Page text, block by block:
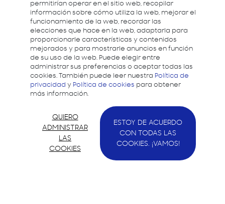
permitirían operar en el sitio web, recopilar
información sobre cómo utiliza la web, mejorar el
funcionamiento de la web, recordar las
elecciones que hace en la web, adaptarla para
proporcionarle características y contenidos
mejorados y para mostrarle anuncios en función
de su uso de la web. Puede elegir entre
administrar sus preferencias o aceptar todas las
cookies. También puede leer nuestra Política de
privacidad y Política de cookies para obtener
más información.
QUIERO
ADMINISTRAR
LAS
COOKIES
ESTOY DE ACUERDO
CON TODAS LAS
COOKIES. ¡VAMOS!